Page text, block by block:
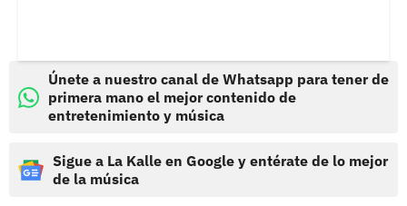
Únete a nuestro canal de Whatsapp para tener de
primera mano el mejor contenido de
entretenimiento y música
Sigue a La Kalle en Google y entérate de lo mejor
de la música